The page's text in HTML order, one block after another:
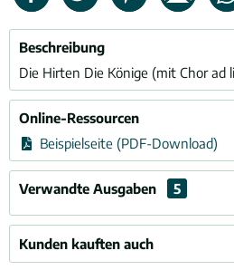
Beschreibung
Die Hirten Die Könige (mit Chor ad
Online-Ressourcen
Beispielseite (PDF-Download)
Verwandte Ausgaben 5
Kunden kauften auch